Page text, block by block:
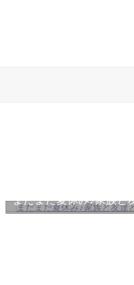
まだまだ夏休み♪家族と